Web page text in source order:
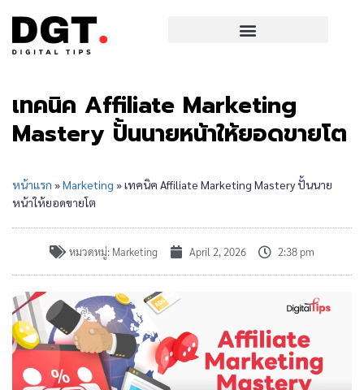
เทคนิค Affiliate Marketing
Mastery ปั้นนายหน้าให้ยอดขายโต
หน้าแรก »Marketing »เทคนิค Affiliate Marketing Mastery ปั้นนาย
หน้าให้ยอดขายโต
หมวดหมู่: Marketing April 2, 2026 2:38 pm